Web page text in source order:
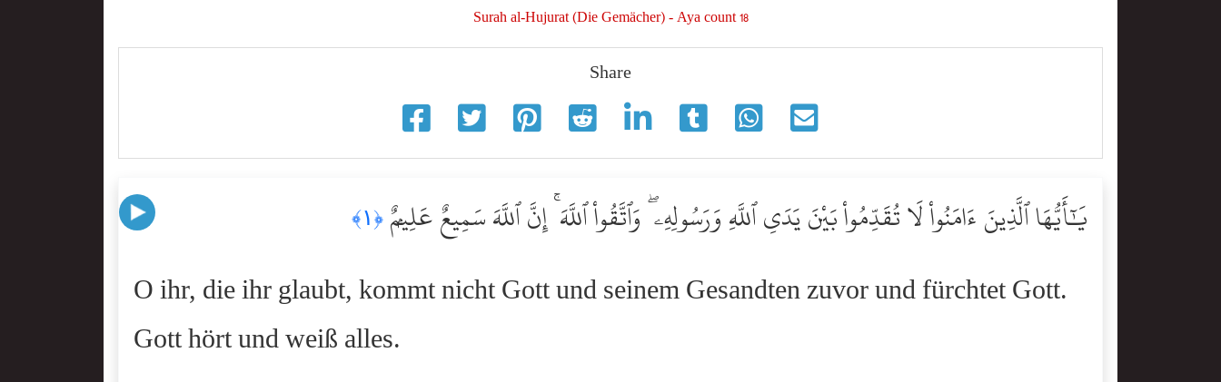
Surah al-Hujurat (Die Gemächer) - Aya count 18
Share
يَٰٓأَيُّهَا ٱلَّذِينَ ءَامَنُواْ لَا تُقَدِّمُواْ بَيْنَ يَدَىِ ٱللَّهِ وَرَسُولِهِۦ ۖ وَٱتَّقُواْ ٱللَّهَ ۚ إِنَّ ٱللَّهَ سَمِيعٌ عَلِيمٌۭ ﴿١﴾
O ihr, die ihr glaubt, kommt nicht Gott und seinem Gesandten zuvor und fürchtet Gott.
Gott hört und weiß alles.